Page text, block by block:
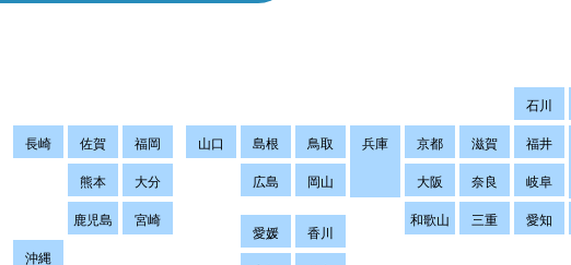
石川
福井
岐阜
愛知
三重
滋賀
京都
大阪
兵庫
奈良
和歌山
鳥取
島根
岡山
広島
山口
香川
愛媛
福岡
佐賀
長崎
熊本 大分
宮崎
鹿児島
沖縄